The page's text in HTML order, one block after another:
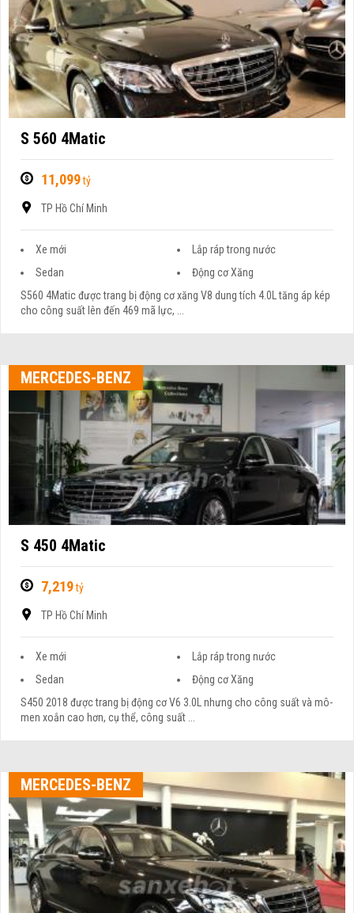
S 560 4Matic
11,099tỷ
TP Hồ Chí Minh
Xe mới
Lắp ráp trong nước
Sedan
Động cơ Xăng
S560 4Matic được trang bị động cơ xăng V8 dung tích 4.0L tăng áp kép
cho công suất lên đến 469 mã lực, ...
MERCEDES-BENZ
S 450 4Matic
7,219tỷ
TP Hồ Chí Minh
Xe mới
Lắp ráp trong nước
Sedan
Động cơ Xăng
S450 2018 được trang bị động cơ V6 3.0L nhưng cho công suất và mô-
men xoắn cao hơn, cụ thể, công suất ...
MERCEDES-BENZ